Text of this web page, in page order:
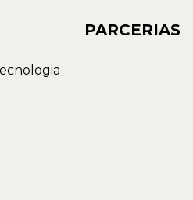
PARCERIAS